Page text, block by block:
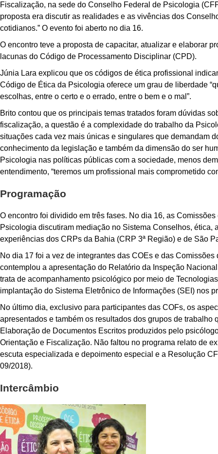
Fiscalização, na sede do Conselho Federal de Psicologia
proposta era discutir as realidades e as vivências dos
cotidianos.” O evento foi aberto no dia 16.
O encontro teve a proposta de capacitar, atualizar e elaborar
lacunas do Código de Processamento Disciplinar (CPD).
Júnia Lara explicou que os códigos de ética profissional
Código de Ética da Psicologia oferece um grau de liberdade
escolhas, entre o certo e o errado, entre o bem e o mal”.
Brito contou que os principais temas tratados foram dúvidas
fiscalização, a questão é a complexidade do trabalho da
situações cada vez mais únicas e singulares que demandam
conhecimento da legislação e também da dimensão do ser
Psicologia nas políticas públicas com a sociedade, menos
entendimento, “teremos um profissional mais comprometido
Programação
O encontro foi dividido em três fases. No dia 16, as
Psicologia discutiram mediação no Sistema Conselhos,
experiências dos CRPs da Bahia (CRP 3ª Região) e de São
No dia 17 foi a vez de integrantes das COEs e das
contemplou a apresentação do Relatório da Inspeção
trata de acompanhamento psicológico por meio de
implantação do Sistema Eletrônico de Informações (SEI) nos
No último dia, exclusivo para participantes das COFs, os
apresentados e também os resultados dos grupos de
Elaboração de Documentos Escritos produzidos pelo
Orientação e Fiscalização. Não faltou no programa relato de
escuta especializada e depoimento especial e a Resolução
09/2018).
Intercâmbio